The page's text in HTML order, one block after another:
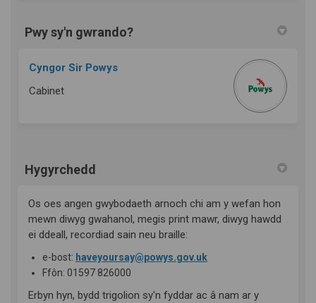
Pwy sy'n gwrando?
Cyngor Sir Powys
Cabinet
Hygyrchedd
Os oes angen gwybodaeth arnoch chi am y wefan hon
mewn diwyg gwahanol, megis print mawr, diwyg hawdd
ei ddeall, recordiad sain neu braille:
e-bost: (Dolen allanol)
haveyoursay@powys.gov.uk(Dolen allanol)
Ffôn: 01597 826000
Erbyn hyn, bydd trigolion sy'n fyddar ac â nam ar y